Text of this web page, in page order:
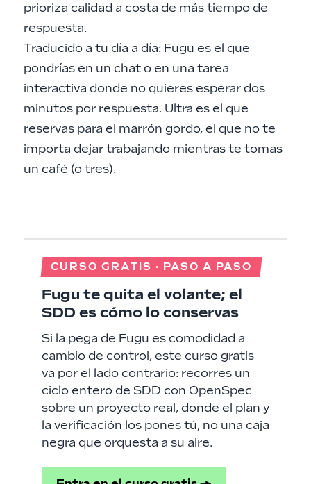
prioriza calidad a costa de más tiempo de
respuesta.
Traducido a tu día a día: Fugu es el que
pondrías en un chat o en una tarea
interactiva donde no quieres esperar dos
minutos por respuesta. Ultra es el que
reservas para el marrón gordo, el que no te
importa dejar trabajando mientras te tomas
un café (o tres).
CURSO GRATIS · PASO A PASO
Fugu te quita el volante; el
SDD es cómo lo conservas
Si la pega de Fugu es comodidad a
cambio de control, este curso gratis
va por el lado contrario: recorres un
ciclo entero de SDD con OpenSpec
sobre un proyecto real, donde el plan y
la verificación los pones tú, no una caja
negra que orquesta a su aire.